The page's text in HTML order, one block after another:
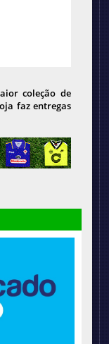
coleção de
faz entregas